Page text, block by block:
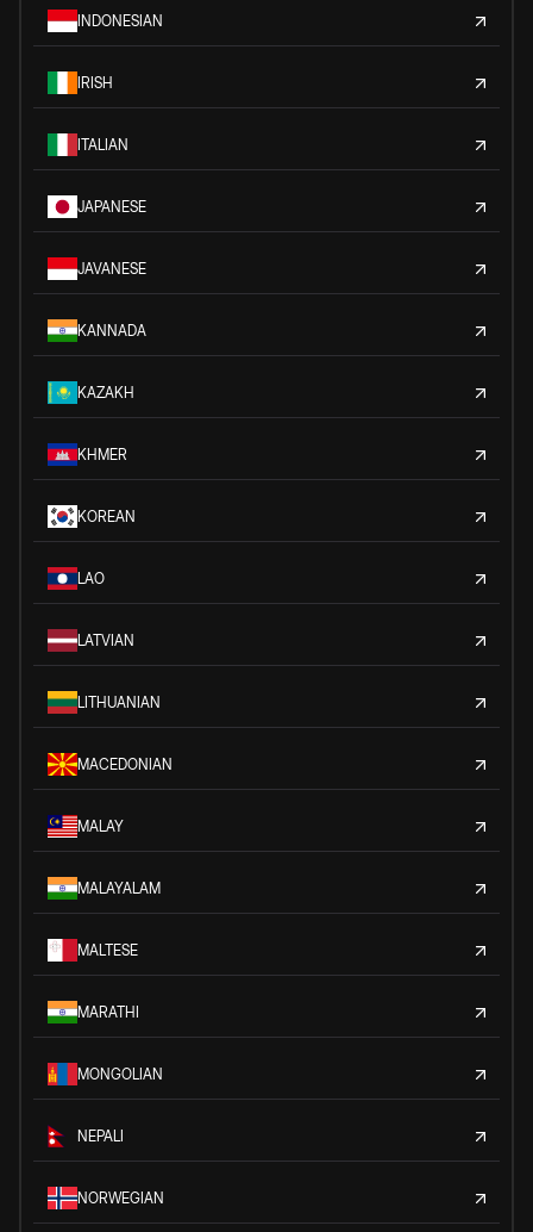
INDONESIAN
IRISH
ITALIAN
JAPANESE
JAVANESE
KANNADA
KAZAKH
KHMER
KOREAN
LAO
LATVIAN
LITHUANIAN
MACEDONIAN
MALAY
MALAYALAM
MALTESE
MARATHI
MONGOLIAN
NEPALI
NORWEGIAN